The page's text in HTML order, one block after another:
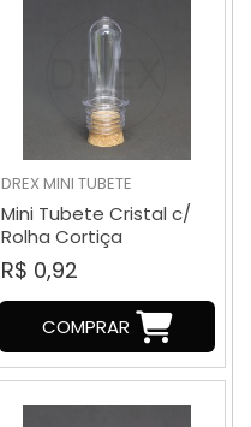
DREX MINI TUBETE
Mini Tubete Cristal c/
Rolha Cortiça
R$ 0,92
COMPRAR